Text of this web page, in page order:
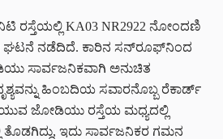
ರಸ್ತೆಯಲ್ಲಿ KA03 NR2922 ನೋಂದಣಿ
ಘಟನೆ ನಡೆದಿದೆ. ಕಾರಿನ ಸನ್‌ರೂಫ್‌ನಿಂದ
ಸಾರ್ವಜನಿಕವಾಗಿ ಅನುಚಿತ
ಹಿಂಬದಿಯ ಸವಾರನೊಬ್ಬ ರೆಕಾರ್ಡ್
ಜೋಡಿಯು ರಸ್ತೆಯ ಮಧ್ಯದಲ್ಲಿ
ಇದು ಸಾರ್ವಜನಿಕರ ಗಮನ